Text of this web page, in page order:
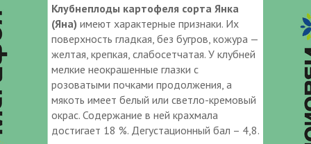
Клубнеплоды картофеля сорта Янка
(Яна) имеют характерные признаки. Их
поверхность гладкая, без бугров, кожура —
желтая, крепкая, слабосетчатая. У клубней
мелкие неокрашенные глазки с
розоватыми почками продолжения, а
мякоть имеет белый или светло-кремовый
окрас. Содержание в ней крахмала
достигает 18 %. Дегустационный бал – 4,8.